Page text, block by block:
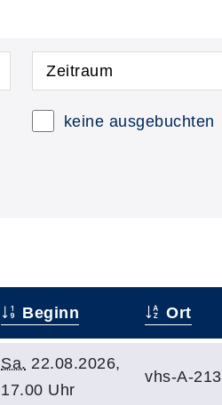
Zeitraum
keine ausgebuchten
Beginn Ort
Sa. 22.08.2026,
17.00 Uhr
vhs-A-213